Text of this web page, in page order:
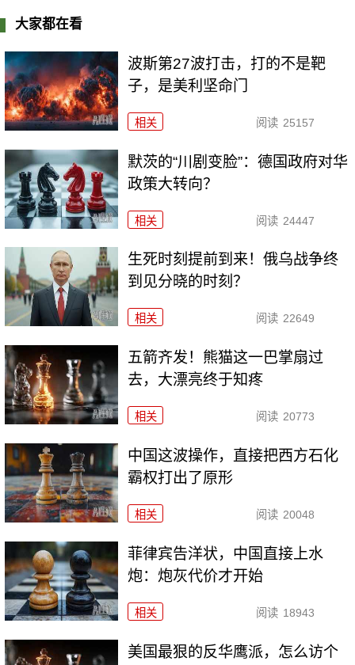
大家都在看
波斯第27波打击，打的不是靶
子，是美利坚命门
相关 阅读 25157
默茨的“川剧变脸”：德国政府对华
政策大转向？
相关 阅读 24447
生死时刻提前到来！俄乌战争终
到见分晓的时刻？
相关 阅读 22649
五箭齐发！熊猫这一巴掌扇过
去，大漂亮终于知疼
相关 阅读 20773
中国这波操作，直接把西方石化
霸权打出了原形
相关 阅读 20048
菲律宾告洋状，中国直接上水
炮：炮灰代价才开始
相关 阅读 18943
美国最狠的反华鹰派，怎么访个